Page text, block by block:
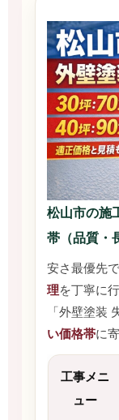
松山市の施
帯（品質・
安さ最優先
理を丁寧に
「外壁塗装
い価格帯に
工事メニ
ュー